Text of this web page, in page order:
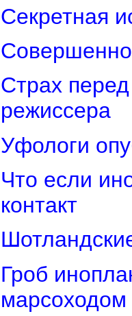
Секретная
Страх
режиссера
Уфологи
Что если
контакт
Гроб
марсоходом